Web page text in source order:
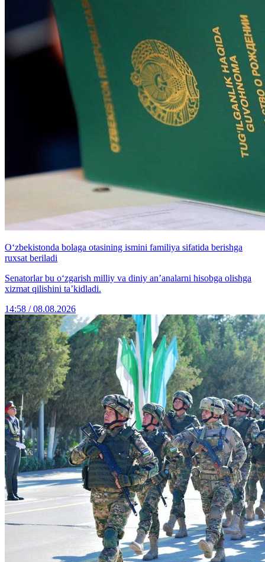
O‘zbekistonda bolaga otasining ismini familiya sifatida berishga
ruxsat beriladi
Senatorlar bu o‘zgarish milliy va diniy an’analarni hisobga olishga
xizmat qilishini ta’kidladi.
14:58 / 08.08.2026